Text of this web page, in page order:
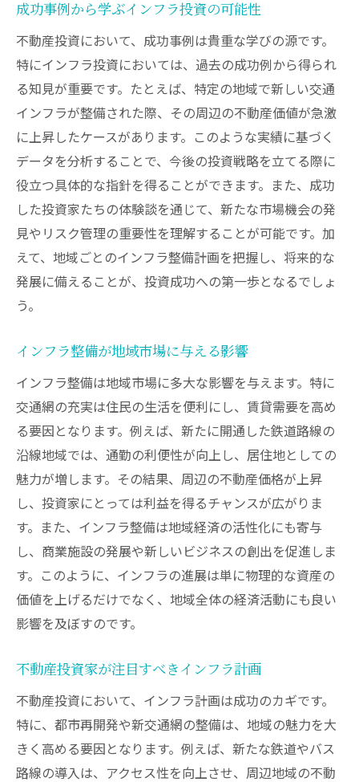
成功事例から学ぶインフラ投資の可能性
不動産投資において、成功事例は貴重な学びの源です。
特にインフラ投資においては、過去の成功例から得られ
る知見が重要です。たとえば、特定の地域で新しい交通
インフラが整備された際、その周辺の不動産価値が急激
に上昇したケースがあります。このような実績に基づく
データを分析することで、今後の投資戦略を立てる際に
役立つ具体的な指針を得ることができます。また、成功
した投資家たちの体験談を通じて、新たな市場機会の発
見やリスク管理の重要性を理解することが可能です。加
えて、地域ごとのインフラ整備計画を把握し、将来的な
発展に備えることが、投資成功への第一歩となるでしょ
う。
インフラ整備が地域市場に与える影響
インフラ整備は地域市場に多大な影響を与えます。特に
交通網の充実は住民の生活を便利にし、賃貸需要を高め
る要因となります。例えば、新たに開通した鉄道路線の
沿線地域では、通勤の利便性が向上し、居住地としての
魅力が増します。その結果、周辺の不動産価格が上昇
し、投資家にとっては利益を得るチャンスが広がりま
す。また、インフラ整備は地域経済の活性化にも寄与
し、商業施設の発展や新しいビジネスの創出を促進しま
す。このように、インフラの進展は単に物理的な資産の
価値を上げるだけでなく、地域全体の経済活動にも良い
影響を及ぼすのです。
不動産投資家が注目すべきインフラ計画
不動産投資において、インフラ計画は成功のカギです。
特に、都市再開発や新交通網の整備は、地域の魅力を大
きく高める要因となります。例えば、新たな鉄道やバス
路線の導入は、アクセス性を向上させ、周辺地域の不動